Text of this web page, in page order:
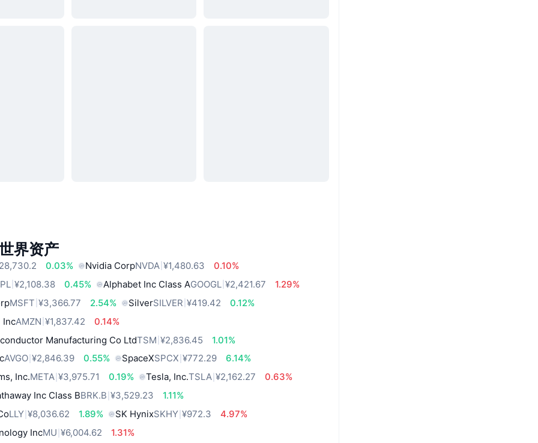
界资产
0.03% Nvidia CorpNVDA ¥1,480.63
0.10%
¥2,108.38 0.45% Alphabet Inc Class AGOOGL ¥2,421.67
1.29%
MSFT ¥3,366.77 2.54% SilverSILVER ¥419.42
0.12%
IncAMZN ¥1,837.42
0.14%
Manufacturing Co LtdTSM ¥2,836.45
1.01%
AVGO ¥2,846.39 0.55% SpaceXSPCX ¥772.29
6.14%
Inc.META ¥3,975.71 0.19% Tesla, Inc.TSLA ¥2,162.27
0.63%
Inc Class BBRK.B ¥3,529.23
1.11%
LLY ¥8,036.62 1.89% SK HynixSKHY ¥972.3
4.97%
IncMU ¥6,004.62 1.31%